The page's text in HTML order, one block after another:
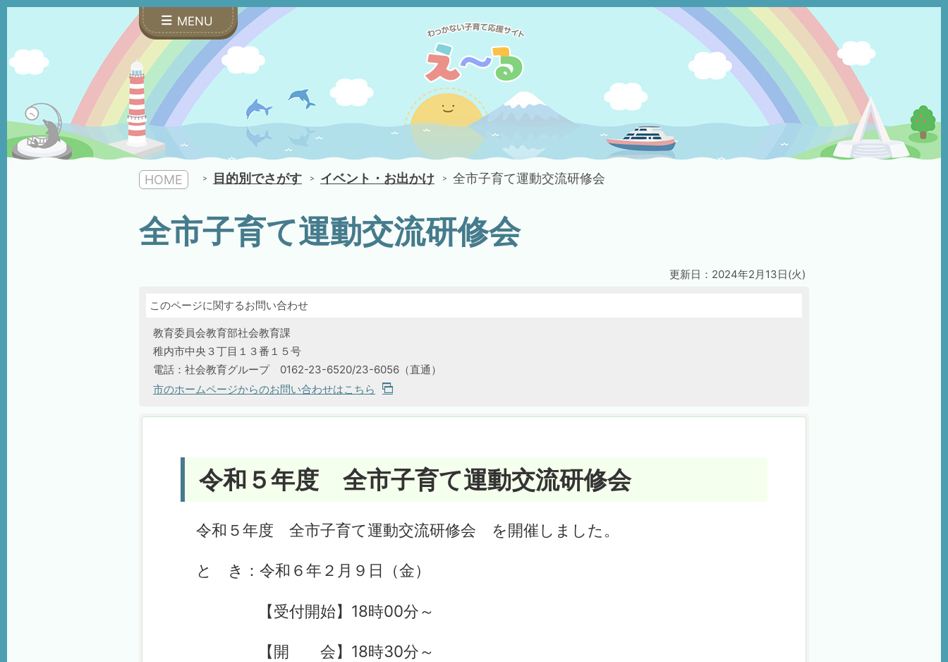
MENU
HOME 目的別でさがす イベント・お出かけ 全市子育て運動交流研修会
全市子育て運動交流研修会
更新日：2024年2月13日(火)
このページに関するお問い合わせ
教育委員会教育部社会教育課
稚内市中央３丁目１３番１５号
電話：社会教育グループ 0162-23-6520/23-6056（直通）
市のホームページからのお問い合わせはこちら
令和５年度 全市子育て運動交流研修会
令和５年度 全市子育て運動交流研修会 を開催しました。
と き：令和６年２月９日（金）
【受付開始】18時00分～
【開 会】18時30分～